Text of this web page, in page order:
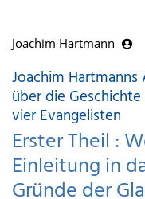
Joachim Hartmann
Joachim
über die
vier Evangelisten
Erster Theil :
Einleitung in
Gründe der